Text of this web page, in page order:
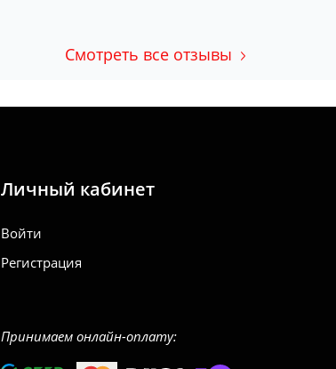
Смотреть все отзывы
Личный кабинет
Войти
Регистрация
Принимаем онлайн-оплату: